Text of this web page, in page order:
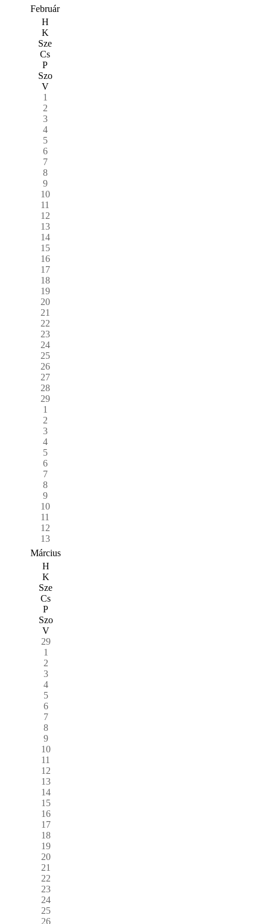
Február
H
K
Sze
Cs
P
Szo
V
1
2
3
4
5
6
7
8
9
10
11
12
13
14
15
16
17
18
19
20
21
22
23
24
25
26
27
28
29
1
2
3
4
5
6
7
8
9
10
11
12
13
Március
H
K
Sze
Cs
P
Szo
V
29
1
2
3
4
5
6
7
8
9
10
11
12
13
14
15
16
17
18
19
20
21
22
23
24
25
26